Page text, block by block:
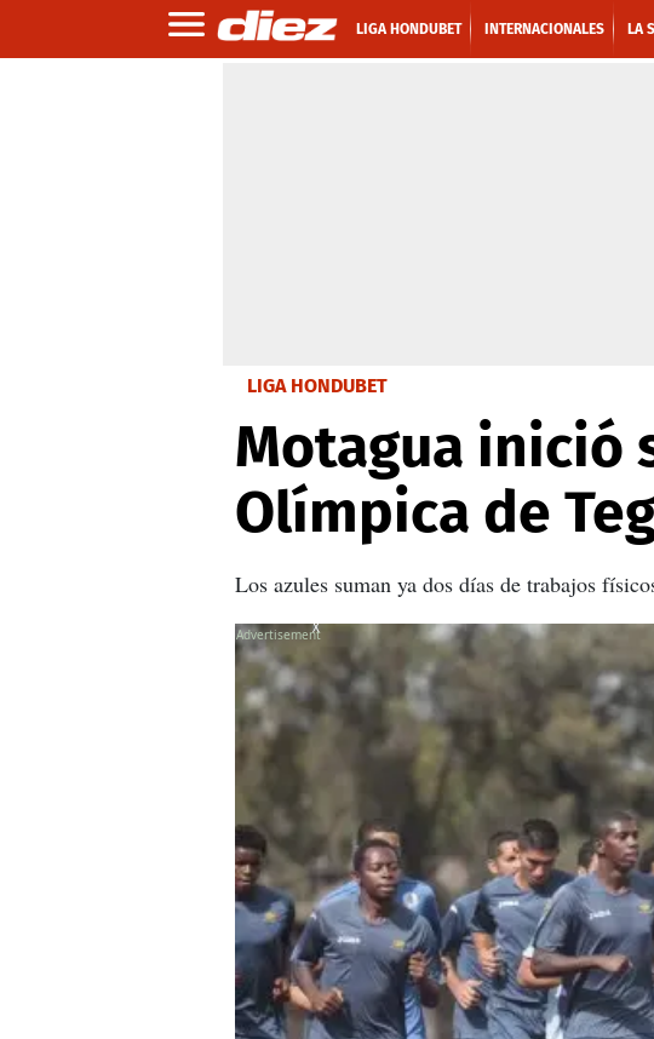
LIGA HONDUBET INTERNACIONALES LA
LIGA HONDUBET
Motagua inició
Olímpica de
Los azules suman ya dos días de trabajos
X